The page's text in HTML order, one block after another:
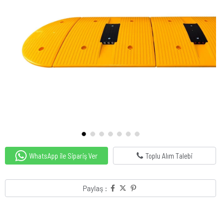
WhatsApp ile Sipariş Ver Toplu Alım Talebi
Paylaş :